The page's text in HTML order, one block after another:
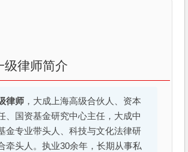
级律师简介
律师 ，大成上海高级合伙人、资本
、国资基金研究中心主任，大成中
金专业带头人、科技与文化法律研
牵头人。执业30余年，长期从事私